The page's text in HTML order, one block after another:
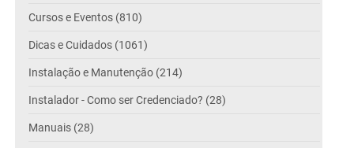
Cursos e Eventos (810)
Dicas e Cuidados (1061)
Instalação e Manutenção (214)
Instalador - Como ser Credenciado? (28)
Manuais (28)